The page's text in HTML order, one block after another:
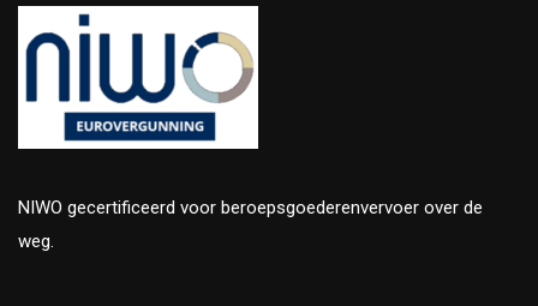
NIWO gecertificeerd voor beroepsgoederenvervoer over de
weg.